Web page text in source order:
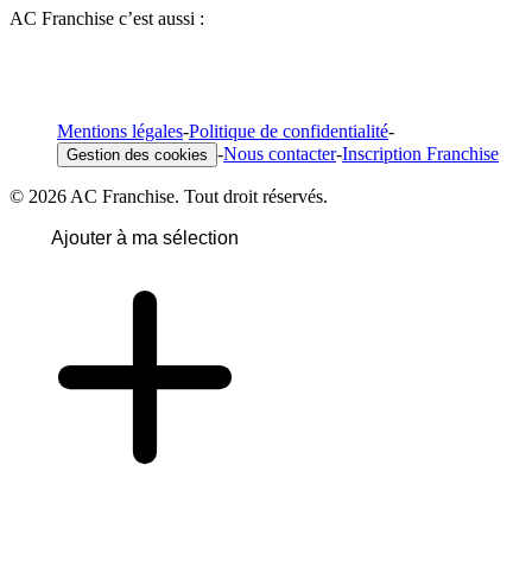
AC Franchise c’est aussi :
Mentions légales-Politique de confidentialité-
Gestion des cookies -Nous contacter-Inscription Franchise
© 2026 AC Franchise. Tout droit réservés.
Ajouter à ma sélection